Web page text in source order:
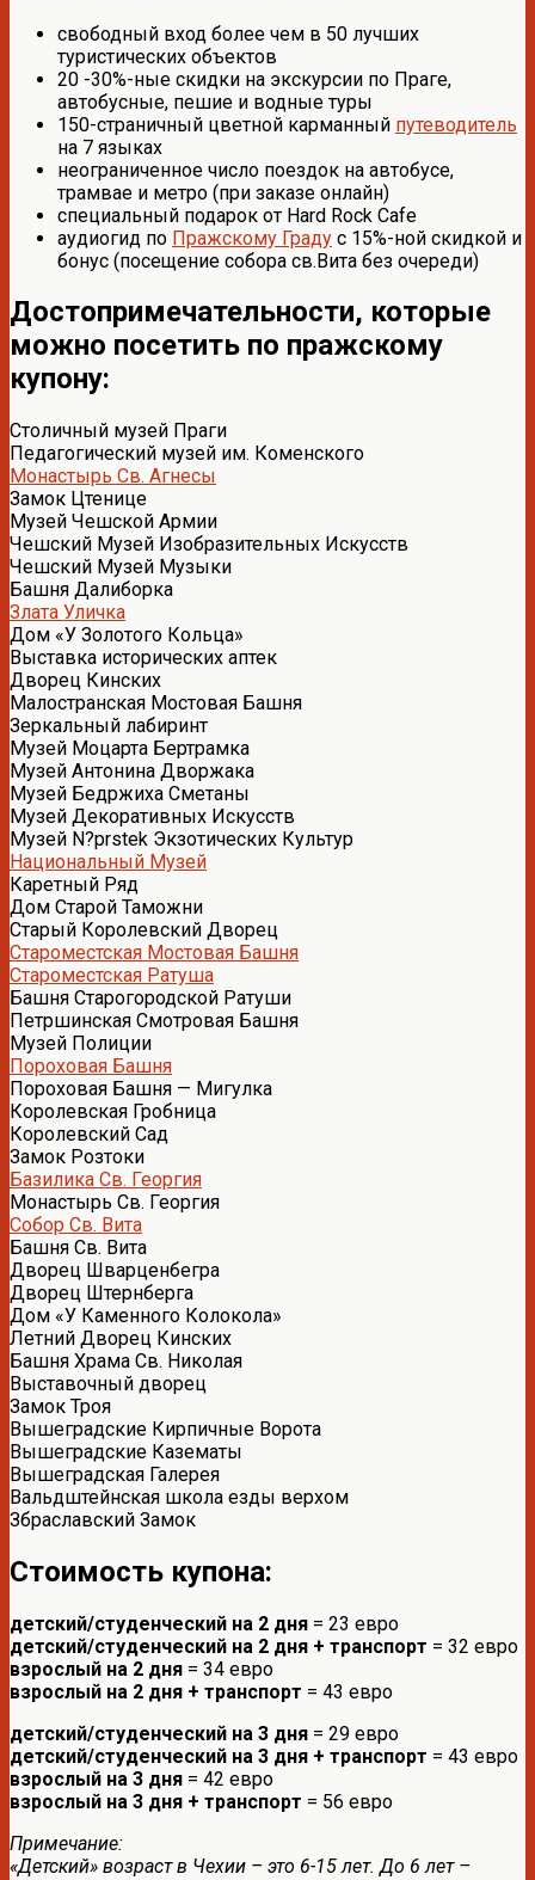
свободный вход более чем в 50 лучших
туристических объектов
20 -30%-ные скидки на экскурсии по Праге,
автобусные, пешие и водные туры
150-страничный цветной карманный путеводитель
на 7 языках
неограниченное число поездок на автобусе,
трамвае и метро (при заказе онлайн)
специальный подарок от Hard Rock Cafe
аудиогид по Пражскому Граду с 15%-ной скидкой и
бонус (посещение собора св.Вита без очереди)
Достопримечательности, которые
можно посетить по пражскому
купону:
Столичный музей Праги
Педагогический музей им. Коменского
Монастырь Св. Агнесы
Замок Цтенице
Музей Чешской Армии
Чешский Музей Изобразительных Искусств
Чешский Музей Музыки
Башня Далиборка
Злата Уличка
Дом «У Золотого Кольца»
Выставка исторических аптек
Дворец Кинских
Малостранская Мостовая Башня
Зеркальный лабиринт
Музей Моцарта Бертрамка
Музей Антонина Дворжака
Музей Бедржиха Сметаны
Музей Декоративных Искусств
Музей N?prstek Экзотических Культур
Национальный Музей
Каретный Ряд
Дом Старой Таможни
Старый Королевский Дворец
Староместская Мостовая Башня
Староместская Ратуша
Башня Старогородской Ратуши
Петршинская Смотровая Башня
Музей Полиции
Пороховая Башня
Пороховая Башня — Мигулка
Королевская Гробница
Королевский Сад
Замок Розтоки
Базилика Св. Георгия
Монастырь Св. Георгия
Собор Св. Вита
Башня Св. Вита
Дворец Шварценбегра
Дворец Штернберга
Дом «У Каменного Колокола»
Летний Дворец Кинских
Башня Храма Св. Николая
Выставочный дворец
Замок Троя
Вышеградские Кирпичные Ворота
Вышеградские Казематы
Вышеградская Галерея
Вальдштейнская школа езды верхом
Збраславский Замок
Стоимость купона:
детский/студенческий на 2 дня = 23 евро
детский/студенческий на 2 дня + транспорт = 32 евро
взрослый на 2 дня = 34 евро
взрослый на 2 дня + транспорт = 43 евро
детский/студенческий на 3 дня = 29 евро
детский/студенческий на 3 дня + транспорт = 43 евро
взрослый на 3 дня = 42 евро
взрослый на 3 дня + транспорт = 56 евро
Примечание:
«Детский» возраст в Чехии – это 6-15 лет. До 6 лет –